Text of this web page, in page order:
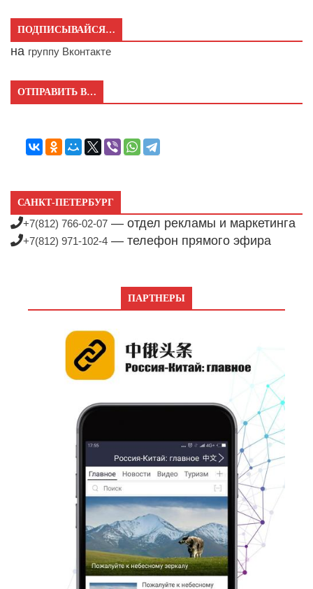
ПОДПИСЫВАЙСЯ…
на группу Вконтакте
ОТПРАВИТЬ В…
САНКТ-ПЕТЕРБУРГ
+7(812) 766-02-07 — отдел рекламы и маркетинга
+7(812) 971-102-4 — телефон прямого эфира
ПАРТНЕРЫ